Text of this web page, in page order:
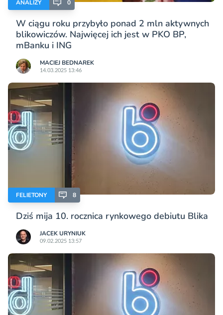
ANALIZY 0
W ciągu roku przybyło ponad 2 mln aktywnych
blikowiczów. Najwięcej ich jest w PKO BP,
mBanku i ING
MACIEJ BEDNAREK
14.03.2025 13:46
FELIETONY 8
Dziś mija 10. rocznica rynkowego debiutu Blika
JACEK URYNIUK
09.02.2025 13:57